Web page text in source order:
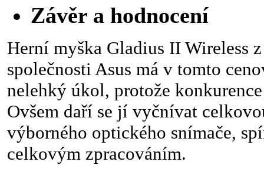
Závěr a hodnocení
Herní myška Gladius II Wireless
společnosti Asus má v tomto
nelehký úkol, protože
Ovšem daří se jí vyčnívat
výborného optického snímače,
celkovým zpracováním.